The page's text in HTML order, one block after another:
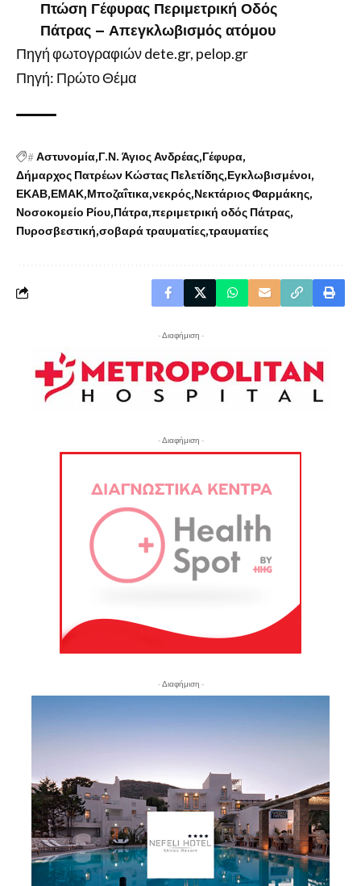
Πτώση Γέφυρας Περιμετρική Οδός
Πάτρας – Απεγκλωβισμός ατόμου
Πηγή φωτογραφιών dete.gr, pelop.gr
Πηγή: Πρώτο Θέμα
#Αστυνομία Γ.Ν. Άγιος Ανδρέας Γέφυρα
Δήμαρχος Πατρέων Κώστας Πελετίδης Εγκλωβισμένοι
ΕΚΑΒ ΕΜΑΚ Μποζαΐτικα νεκρός Νεκτάριος Φαρμάκης
Νοσοκομείο Ρίου Πάτρα περιμετρική οδός Πάτρας
Πυροσβεστική σοβαρά τραυματίες τραυματίες
- Διαφήμιση -
- Διαφήμιση -
- Διαφήμιση -